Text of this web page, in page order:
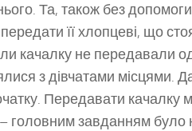
Та, також без
її хлопцеві, що
качалку не передавали
з дівчатами місцями.
Передавати качалку
головним завданням було